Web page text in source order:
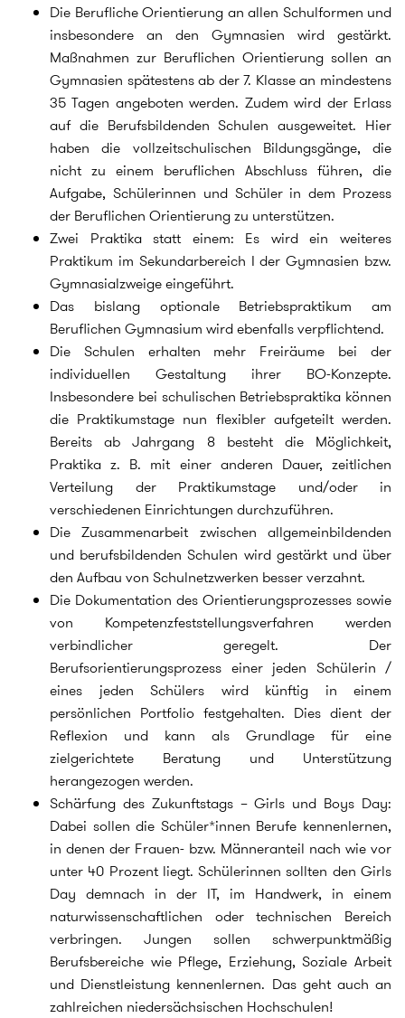
Die Berufliche Orientierung an allen Schulformen und
insbesondere an den Gymnasien wird gestärkt.
Maßnahmen zur Beruflichen Orientierung sollen an
Gymnasien spätestens ab der 7. Klasse an mindestens
35 Tagen angeboten werden. Zudem wird der Erlass
auf die Berufsbildenden Schulen ausgeweitet. Hier
haben die vollzeitschulischen Bildungsgänge, die
nicht zu einem beruflichen Abschluss führen, die
Aufgabe, Schülerinnen und Schüler in dem Prozess
der Beruflichen Orientierung zu unterstützen.
Zwei Praktika statt einem: Es wird ein weiteres
Praktikum im Sekundarbereich I der Gymnasien bzw.
Gymnasialzweige eingeführt.
Das bislang optionale Betriebspraktikum am
Beruflichen Gymnasium wird ebenfalls verpflichtend.
Die Schulen erhalten mehr Freiräume bei der
individuellen Gestaltung ihrer BO-Konzepte.
Insbesondere bei schulischen Betriebspraktika können
die Praktikumstage nun flexibler aufgeteilt werden.
Bereits ab Jahrgang 8 besteht die Möglichkeit,
Praktika z. B. mit einer anderen Dauer, zeitlichen
Verteilung der Praktikumstage und/oder in
verschiedenen Einrichtungen durchzuführen.
Die Zusammenarbeit zwischen allgemeinbildenden
und berufsbildenden Schulen wird gestärkt und über
den Aufbau von Schulnetzwerken besser verzahnt.
Die Dokumentation des Orientierungsprozesses sowie
von Kompetenzfeststellungsverfahren werden
verbindlicher geregelt. Der
Berufsorientierungsprozess einer jeden Schülerin /
eines jeden Schülers wird künftig in einem
persönlichen Portfolio festgehalten. Dies dient der
Reflexion und kann als Grundlage für eine
zielgerichtete Beratung und Unterstützung
herangezogen werden.
Schärfung des Zukunftstags – Girls und Boys Day:
Dabei sollen die Schüler*innen Berufe kennenlernen,
in denen der Frauen- bzw. Männeranteil nach wie vor
unter 40 Prozent liegt. Schülerinnen sollten den Girls
Day demnach in der IT, im Handwerk, in einem
naturwissenschaftlichen oder technischen Bereich
verbringen. Jungen sollen schwerpunktmäßig
Berufsbereiche wie Pflege, Erziehung, Soziale Arbeit
und Dienstleistung kennenlernen. Das geht auch an
zahlreichen niedersächsischen Hochschulen!